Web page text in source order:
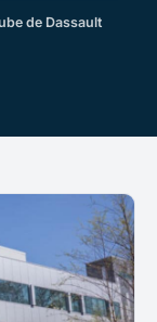
de Dassault